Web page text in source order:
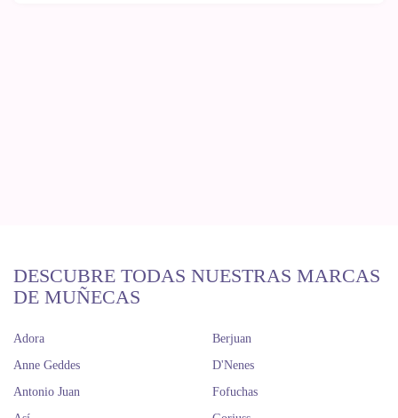
DESCUBRE TODAS NUESTRAS MARCAS
DE MUÑECAS
Adora
Anne Geddes
Antonio Juan
Berjuan
D'Nenes
Fofuchas